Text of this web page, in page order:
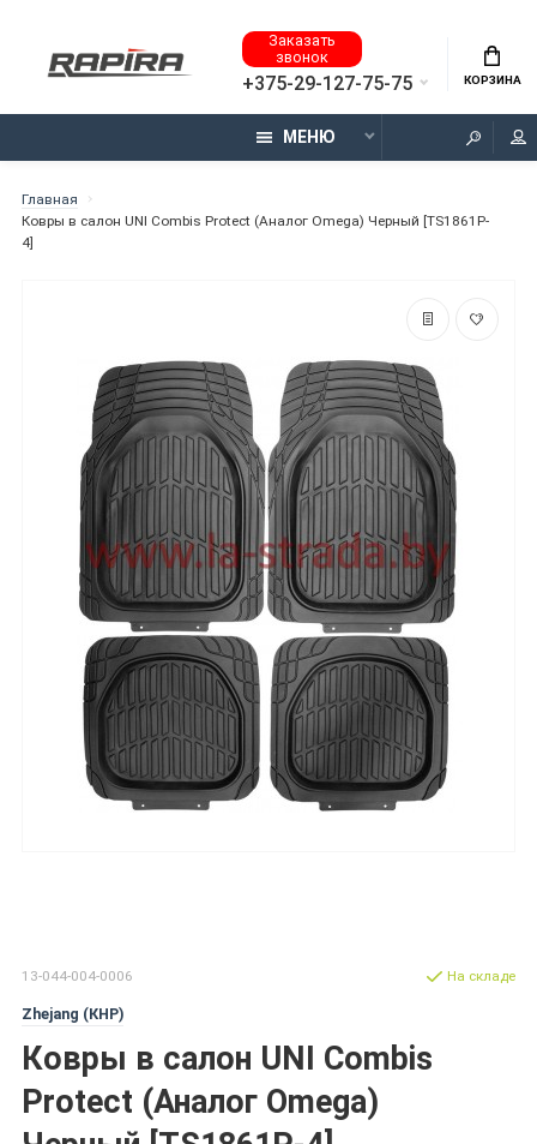
Заказать
звонок
+375-29-127-75-75 КОРЗИНА
МЕНЮ
Главная
Ковры в салон UNI Combis Protect (Аналог Omega) Черный [TS1861P-
4]
13-044-004-0006
Zhejang (КНР)
Ковры в салон UNI Combis
Protect (Аналог Omega)
На складе